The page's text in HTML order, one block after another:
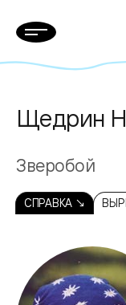
Щедрин
Зверобой
СПРАВКА ↘